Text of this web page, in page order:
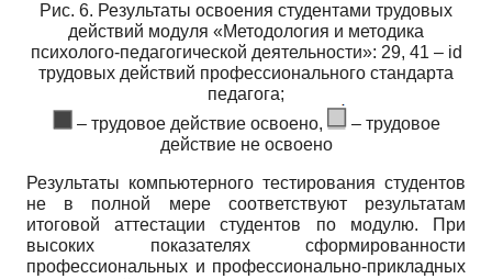
Рис. 6. Результаты освоения студентами трудовых
действий модуля «Методология и методика
психолого-педагогической деятельности»: 29, 41 – id
трудовых действий профессионального стандарта
педагога;
– трудовое действие освоено,
– трудовое
действие не освоено
Результаты компьютерного тестирования студентов
не в полной мере соответствуют результатам
итоговой аттестации студентов по модулю. При
высоких показателях сформированности
профессиональных и профессионально-прикладных